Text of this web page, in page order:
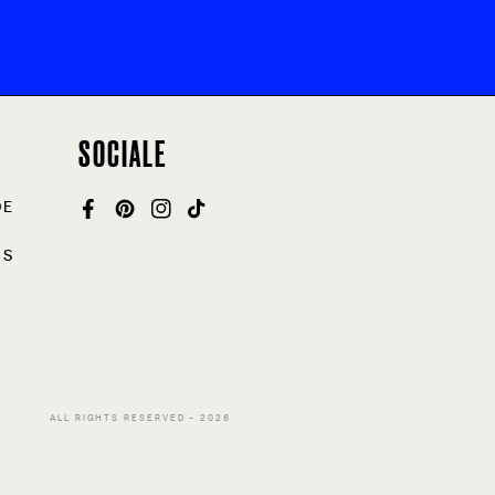
SOCIALE
FACEBOOK
PINTEREST
INSTAGRAM
TIKTOK
ALL RIGHTS RESERVED - 2026